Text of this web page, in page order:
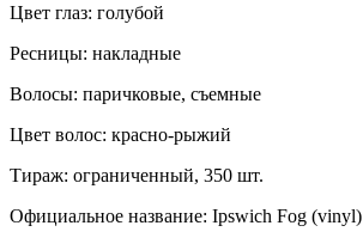
Цвет глаз: голубой
Ресницы: накладные
Волосы: паричковые, съемные
Цвет волос: красно-рыжий
Тираж: ограниченный, 350 шт.
Официальное название: Ipswich Fog (vinyl)